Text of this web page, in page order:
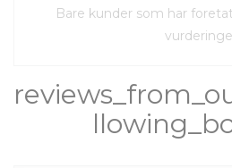
Bare kunder som har